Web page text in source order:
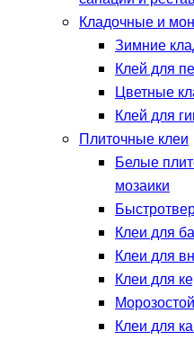
Кладочные и
Зимние
Клей для
Цветные
Клей для
Плиточные клеи
Белые
мозаики
Клеи для
Клеи для
Клеи для
Клеи для